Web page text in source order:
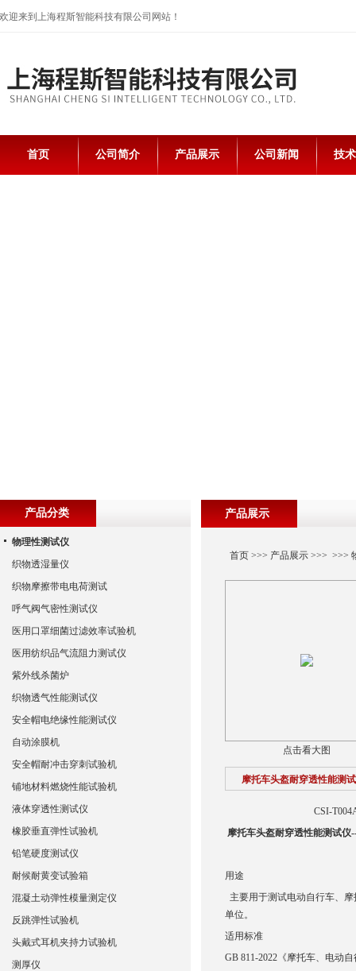
欢迎来到上海程斯智能科技有限公司网站！
首页 公司简介 产品展示 公司新闻 技
产品展示
首页>>> 产品展示>>> >>>
点击看大图
摩托车头盔耐穿透性能测
CSI-
摩托车头盔耐穿透性能测试仪
用途
主要用于测试电动自行车、
单位。
适用标准
GB 811-2022《摩托车、电动
产品分类
物理性测试仪
织物透湿量仪
织物摩擦带电电荷测试
呼气阀气密性测试仪
医用口罩细菌过滤效率试验机
医用纺织品气流阻力测试仪
紫外线杀菌炉
织物透气性能测试仪
安全帽电绝缘性能测试仪
自动涂膜机
安全帽耐冲击穿刺试验机
铺地材料燃烧性能试验机
液体穿透性测试仪
橡胶垂直弹性试验机
铅笔硬度测试仪
耐候耐黄变试验箱
混凝土动弹性模量测定仪
反跳弹性试验机
头戴式耳机夹持力试验机
测厚仪